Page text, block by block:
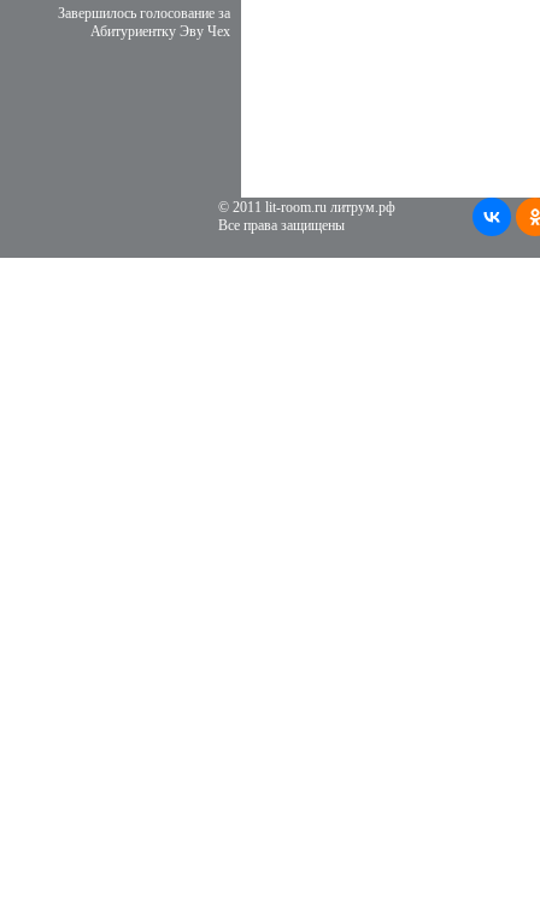
Завершилось голосование за
Абитуриентку Эву Чех
© 2011 lit-room.ru литрум.рф
Все права защищены